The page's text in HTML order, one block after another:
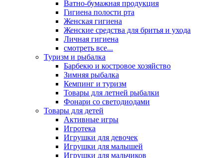
Ватно-бумажная продукция
Гигиена полости рта
Женская гигиена
Женские средства для бритья и ухода
Личная гигиена
смотреть все...
Туризм и рыбалка
Барбекю и костровое хозяйство
Зимняя рыбалка
Кемпинг и туризм
Товары для летней рыбалки
Фонари со светодиодами
Товары для детей
Активные игры
Игротека
Игрушки для девочек
Игрушки для малышей
Игрушки для мальчиков